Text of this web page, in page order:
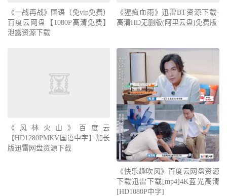
《一战再战》国语（免vip免费）
百度云网盘【1080P高清免费】
泄露资源下载
《猩疯血雨》迅雷BT资源下载-
高清HD无删版(阿里云盘)免费版
《风林火山》百度云
【HD1280PMKV国语中字】加长
版迅雷网盘资源下载
《快乐趣吹风》百度云网盘资源
下载迅雷下载[mp4]4K蓝光高清
[HD1080P中字]